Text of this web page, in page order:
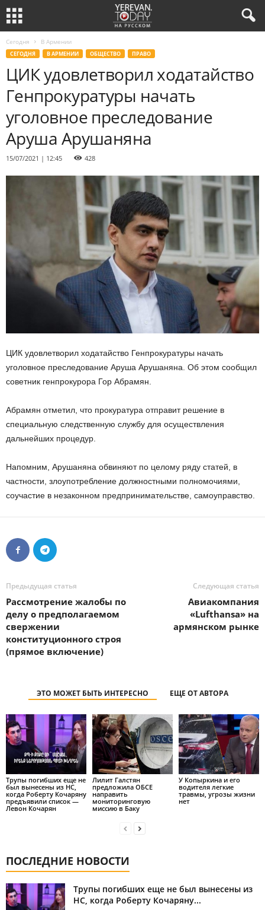
Сегодня В Армении
СЕГОДНЯ В АРМЕНИИ ОБЩЕСТВО ПРАВО
ЦИК удовлетворил ходатайство
Генпрокуратуры начать
уголовное преследование
Аруша Арушаняна
15/07/2021 | 12:45 428
ЦИК удовлетворил ходатайство Генпрокуратуры начать
уголовное преследование Аруша Арушаняна. Об этом сообщил
советник генпрокурора Гор Абрамян.
Абрамян отметил, что прокуратура отправит решение в
специальную следственную службу для осуществления
дальнейших процедур.
Напомним, Арушаняна обвиняют по целому ряду статей, в
частности, злоупотребление должностными полномочиями,
соучастие в незаконном предпринимательстве, самоуправство.
Предыдущая статья
Рассмотрение жалобы по
делу о предполагаемом
свержении
конституционного строя
(прямое включение)
Следующая статья
Авиакомпания
«Lufthansa» на
армянском рынке
ЭТО МОЖЕТ БЫТЬ ИНТЕРЕСНО ЕЩЕ ОТ АВТОРА
Трупы погибших еще не
был вынесены из НС,
когда Роберту Кочаряну
предъявили список —
Левон Кочарян
Лилит Галстян
предложила ОБСЕ
направить
мониторинговую
миссию в Баку
У Копыркина и его
водителя легкие
травмы, угрозы жизни
нет
ПОСЛЕДНИЕ НОВОСТИ
Трупы погибших еще не был вынесены из
НС, когда Роберту Кочаряну...